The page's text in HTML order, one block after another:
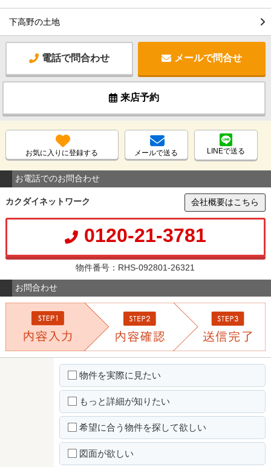
下高野の土地
電話で問合わせ メールで問合せ
来店予約
お気に入りに登録する メールで送る LINEで送る
お電話でのお問合わせ
カクダイネットワーク 会社概要はこちら
0120-21-3781
物件番号：RHS-092801-26321
お問合わせ
物件を実際に見たい
もっと詳細が知りたい
希望に合う物件を探して欲しい
図面が欲しい